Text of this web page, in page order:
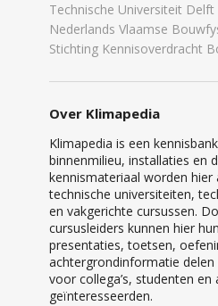
Technische Universiteit Delft
Nederlands Vlaamse
Stichting Kennisoverdracht
Over Klimapedia
Klimapedia is een
binnenmilieu, installaties en
kennismateriaal worden hier
technische universiteiten,
en vakgerichte cursussen.
cursusleiders kunnen hier
presentaties, toetsen,
achtergrondinformatie delen
voor collega’s, studenten en
geïnteresseerden.